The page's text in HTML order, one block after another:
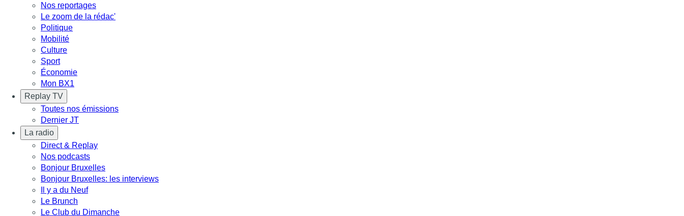
Nos reportages
Le zoom de la rédac'
Politique
Mobilité
Culture
Sport
Économie
Mon BX1
Replay TV
Toutes nos émissions
Dernier JT
La radio
Direct & Replay
Nos podcasts
Bonjour Bruxelles
Bonjour Bruxelles: les interviews
Il y a du Neuf
Le Brunch
Le Club du Dimanche